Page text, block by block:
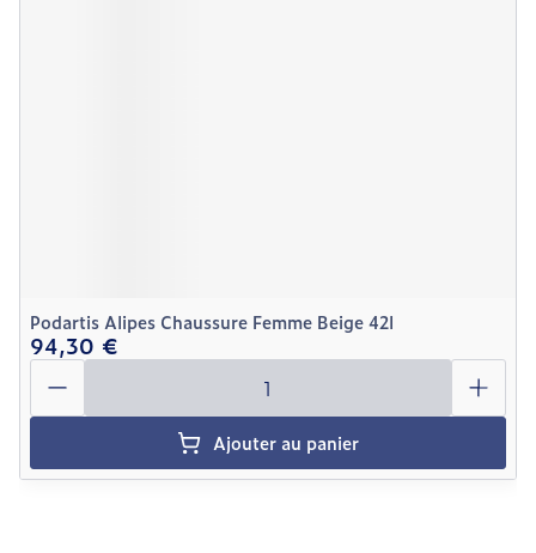
Podartis Alipes Chaussure Femme Beige 42l
94,30 €
Quantité
Ajouter au panier